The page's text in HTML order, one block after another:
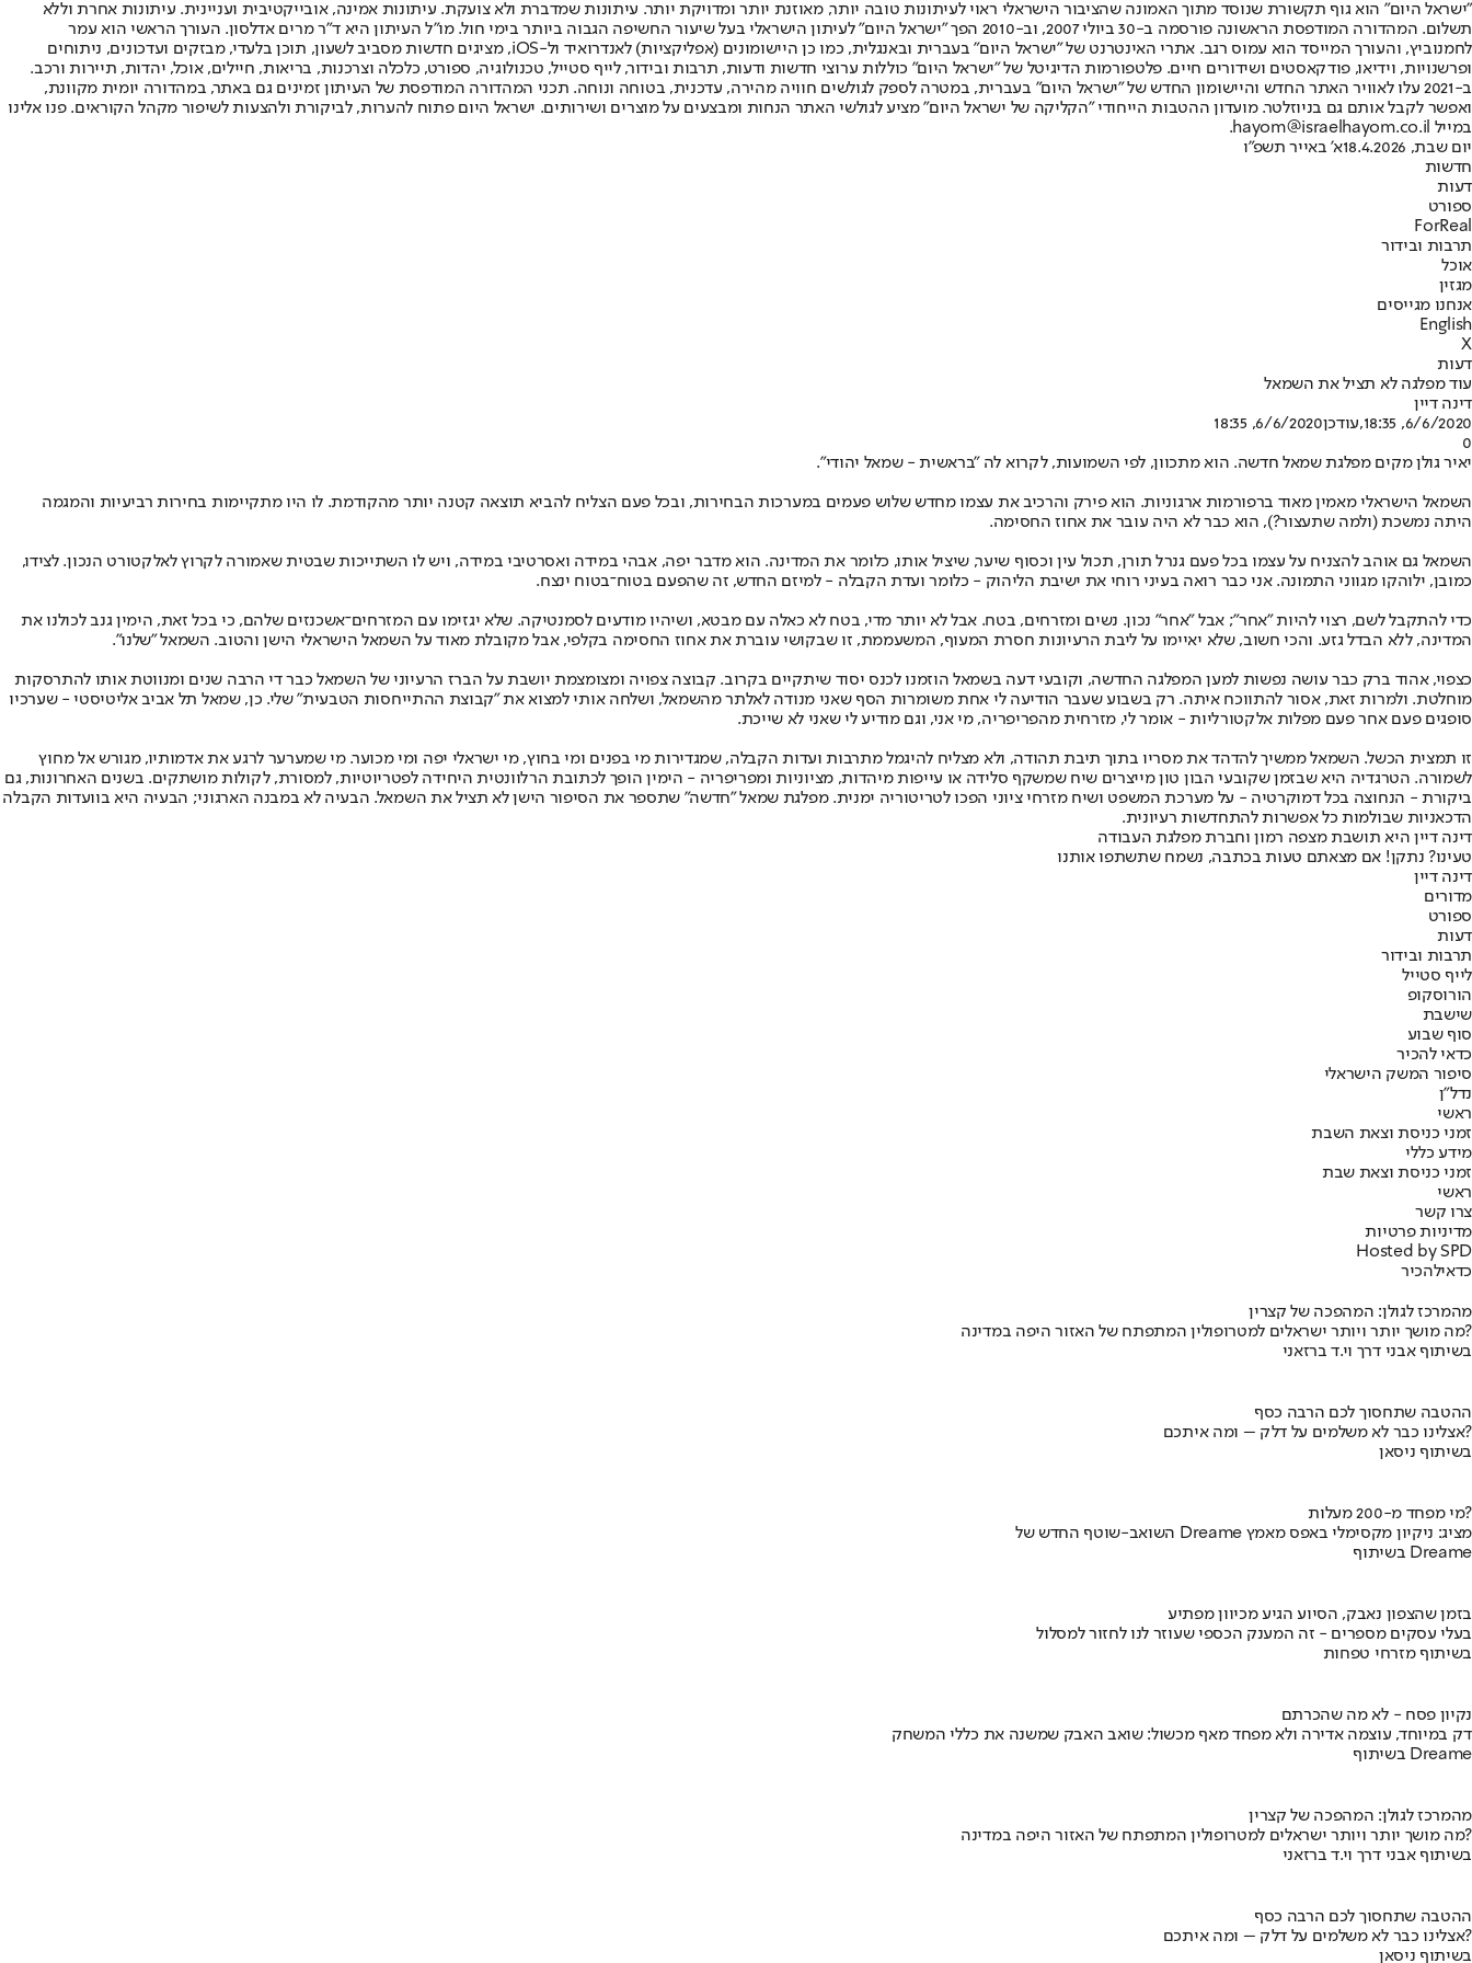
"ישראל היום" הוא גוף תקשורת שנוסד מתוך האמונה שהציבור הישראלי ראוי לעיתונות טובה יותר, מאוזנת יותר ומדויקת יותר. עיתונות שמדברת ולא צועקת. עיתונות אמינה, אובייקטיבית ועניינית. עיתונות אחרת וללא
תשלום. המהדורה המודפסת הראשונה פורסמה ב-30 ביולי 2007, וב-2010 הפך "ישראל היום" לעיתון הישראלי בעל שיעור החשיפה הגבוה ביותר בימי חול. מו"ל העיתון היא ד"ר מרים אדלסון. העורך הראשי הוא עמר
לחמנוביץ, והעורך המייסד הוא עמוס רגב. אתרי האינטרנט של "ישראל היום" בעברית ובאנגלית, כמו כן היישומונים (אפליקציות) לאנדרואיד ול-iOS, מציגים חדשות מסביב לשעון, תוכן בלעדי, מבזקים ועדכונים, ניתוחים
ופרשנויות, וידיאו, פודקאסטים ושידורים חיים. פלטפורמות הדיגיטל של "ישראל היום" כוללות ערוצי חדשות ודעות, תרבות ובידור, לייף סטייל, טכנולוגיה, ספורט, כלכלה וצרכנות, בריאות, חיילים, אוכל, יהדות, תיירות ורכב.
ב-2021 עלו לאוויר האתר החדש והיישומון החדש של "ישראל היום" בעברית, במטרה לספק לגולשים חוויה מהירה, עדכנית, בטוחה ונוחה. תכני המהדורה המודפסת של העיתון זמינים גם באתר, במהדורה יומית מקוונת,
ואפשר לקבל אותם גם בניוזלטר. מועדון ההטבות הייחודי "הקליקה של ישראל היום" מציע לגולשי האתר הנחות ומבצעים על מוצרים ושירותים. ישראל היום פתוח להערות, לביקורת ולהצעות לשיפור מקהל הקוראים. פנו אלינו
במייל hayom@israelhayom.co.il.
יום שבת, 18.4.2026
א' באייר תשפ"ו
חדשות
דעות
ספורט
ForReal
תרבות ובידור
אוכל
מגזין
אנחנו מגייסים
English
X
דעות
עוד מפלגה לא תציל את השמאל
דינה דיין
6/6/2020, 18:35
,עודכן6/6/2020, 18:35
0
יאיר גולן מקים מפלגת שמאל חדשה. הוא מתכוון, לפי השמועות, לקרוא לה "בראשית - שמאל יהודי".
השמאל הישראלי מאמין מאוד ברפורמות ארגוניות. הוא פירק והרכיב את עצמו מחדש שלוש פעמים במערכות הבחירות, ובכל פעם הצליח להביא תוצאה קטנה יותר מהקודמת. לו היו מתקיימות בחירות רביעיות והמגמה
היתה נמשכת (ולמה שתעצור?), הוא כבר לא היה עובר את אחוז החסימה.
השמאל גם אוהב להצניח על עצמו בכל פעם גנרל תורן, תכול עין וכסוף שיער, שיציל אותו, כלומר את המדינה. הוא מדבר יפה, אבהי במידה ואסרטיבי במידה, ויש לו השתייכות שבטית שאמורה לקרוץ לאלקטורט הנכון. לצידו,
כמובן, ילוהקו מגווני התמונה. אני כבר רואה בעיני רוחי את ישיבת הליהוק - כלומר ועדת הקבלה - למיזם החדש, זה שהפעם בטוח־בטוח ינצח.
כדי להתקבל לשם, רצוי להיות "אחר"; אבל "אחר" נכון. נשים ומזרחים, בטח. אבל לא יותר מדי, בטח לא כאלה עם מבטא, ושיהיו מודעים לסמנטיקה. שלא יגזימו עם המזרחים־אשכנזים שלהם, כי בכל זאת, הימין גנב לכולנו את
המדינה, ללא הבדל גזע. והכי חשוב, שלא יאיימו על ליבת הרעיונות חסרת המעוף, המשעממת, זו שבקושי עוברת את אחוז החסימה בקלפי, אבל מקובלת מאוד על השמאל הישראלי הישן והטוב. השמאל "שלנו".
כצפוי, אהוד ברק כבר עושה נפשות למען המפלגה החדשה, וקובעי דעה בשמאל הוזמנו לכנס יסוד שיתקיים בקרוב. קבוצה צפויה ומצומצמת יושבת על הברז הרעיוני של השמאל כבר די הרבה שנים ומנווטת אותו להתרסקות
מוחלטת. ולמרות זאת, אסור להתווכח איתה. רק בשבוע שעבר הודיעה לי אחת משומרות הסף שאני מנודה לאלתר מהשמאל, ושלחה אותי למצוא את "קבוצת ההתייחסות הטבעית" שלי. כן, שמאל תל אביב אליטיסטי - שערכיו
סופגים פעם אחר פעם מפלות אלקטורליות - אומר לי, מזרחית מהפריפריה, מי אני, וגם מודיע לי שאני לא שייכת.
זו תמצית הכשל. השמאל ממשיך להדהד את מסריו בתוך תיבת תהודה, ולא מצליח להיגמל מתרבות ועדות הקבלה, שמגדירות מי בפנים ומי בחוץ, מי ישראלי יפה ומי מכוער. מי שמערער לרגע את אדמותיו, מגורש אל מחוץ
לשמורה. הטרגדיה היא שבזמן שקובעי הבון טון מייצרים שיח שמשקף סלידה או עייפות מיהדות, מציוניות ומפריפריה - הימין הופך לכתובת הרלוונטית היחידה לפטריוטיות, למסורת, לקולות מושתקים. בשנים האחרונות, גם
ביקורת - הנחוצה בכל דמוקרטיה - על מערכת המשפט ושיח מזרחי ציוני הפכו לטריטוריה ימנית. מפלגת שמאל "חדשה" שתספר את הסיפור הישן לא תציל את השמאל. הבעיה לא במבנה הארגוני; הבעיה היא בוועדות הקבלה
הדכאניות שבולמות כל אפשרות להתחדשות רעיונית.
דינה דיין היא תושבת מצפה רמון וחברת מפלגת העבודה
טעינו? נתקן! אם מצאתם טעות בכתבה, נשמח שתשתפו אותנו
דינה דיין
מדורים
ספורט
דעות
תרבות ובידור
לייף סטייל
הורוסקופ
שישבת
סוף שבוע
כדאי להכיר
סיפור המשק הישראלי
נדל"ן
ראשי
זמני כניסת וצאת השבת
מידע כללי
זמני כניסת וצאת שבת
ראשי
צרו קשר
מדיניות פרטיות
Hosted by SPD
כדאילהכיר
מהמרכז לגולן: המהפכה של קצרין
מה מושך יותר ויותר ישראלים למטרופולין המתפתח של האזור היפה במדינה?
בשיתוף אבני דרך וי.ד ברזאני
ההטבה שתחסוך לכם הרבה כסף
אצלינו כבר לא משלמים על דלק – ומה איתכם?
בשיתוף ניסאן
מי מפחד מ-200 מעלות?
השואב-שוטף החדש של Dreame מציג: ניקיון מקסימלי באפס מאמץ
בשיתוף Dreame
בזמן שהצפון נאבק, הסיוע הגיע מכיוון מפתיע
בעלי עסקים מספרים - זה המענק הכספי שעוזר לנו לחזור למסלול
בשיתוף מזרחי טפחות
נקיון פסח - לא מה שהכרתם
דק במיוחד, עוצמה אדירה ולא מפחד מאף מכשול: שואב האבק שמשנה את כללי המשחק
בשיתוף Dreame
מהמרכז לגולן: המהפכה של קצרין
מה מושך יותר ויותר ישראלים למטרופולין המתפתח של האזור היפה במדינה?
בשיתוף אבני דרך וי.ד ברזאני
ההטבה שתחסוך לכם הרבה כסף
אצלינו כבר לא משלמים על דלק – ומה איתכם?
בשיתוף ניסאן